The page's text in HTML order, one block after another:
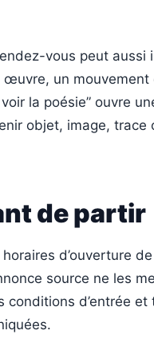
vous peut aussi
un mouvement
la poésie” ouvre
objet, image, trace
de partir
d’ouverture
source ne les
d’entrée et